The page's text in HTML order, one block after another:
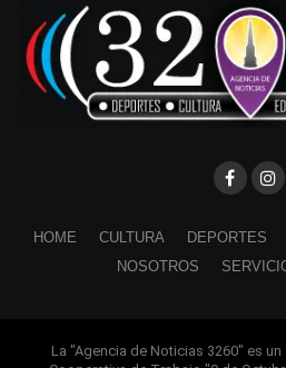
HOME CULTURA DEPORTES
NOSOTROS
La "Agencia de Noticias 3260" es